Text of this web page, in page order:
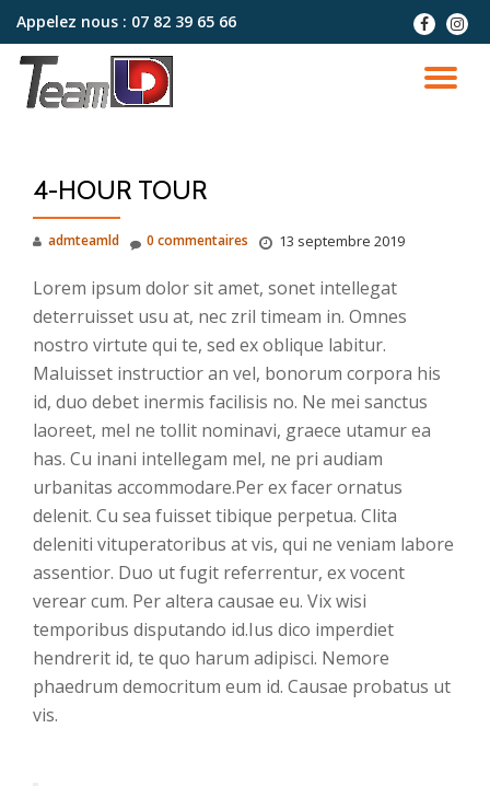
Aller
contenu
Appelez nous : 07 82 39 65 66
fa-
facebook
fa-
4-HOUR TOUR
admteamld 13 septembre 2019
0 commentaires
Lorem ipsum dolor sit amet, sonet intellegat
deterruisset usu at, nec zril timeam in. Omnes
nostro virtute qui te, sed ex oblique labitur.
Maluisset instructior an vel, bonorum corpora his
id, duo debet inermis facilisis no. Ne mei sanctus
laoreet, mel ne tollit nominavi, graece utamur ea
has. Cu inani intellegam mel, ne pri audiam
urbanitas accommodare.Per ex facer ornatus
delenit. Cu sea fuisset tibique perpetua. Clita
deleniti vituperatoribus at vis, qui ne veniam labore
assentior. Duo ut fugit referrentur, ex vocent
verear cum. Per altera causae eu. Vix wisi
temporibus disputando id.Ius dico imperdiet
hendrerit id, te quo harum adipisci. Nemore
phaedrum democritum eum id. Causae probatus ut
vis.